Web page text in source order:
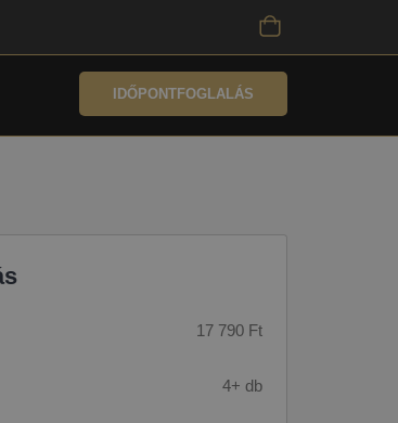
IDŐPONTFOGLALÁS
17 790 Ft
4+ db